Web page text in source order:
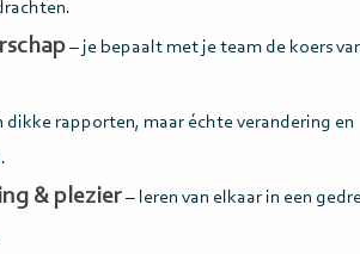
– je bepaalt met je team de koers
dikke rapporten, maar échte verandering en
& plezier– leren van elkaar in een